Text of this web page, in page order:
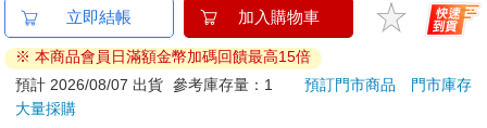
立即結帳 加入購物車
※ 本商品會員日滿額金幣加碼回饋最高15倍
預計 2026/08/07 出貨 參考庫存量：1 預訂門市商品
門市庫存
大量採購